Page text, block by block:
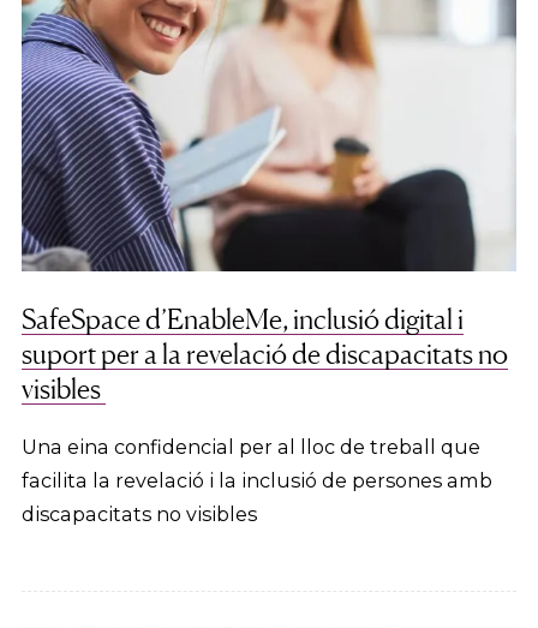
SafeSpace d’EnableMe, inclusió digital i
suport per a la revelació de discapacitats no
visibles
Una eina confidencial per al lloc de treball que
facilita la revelació i la inclusió de persones amb
discapacitats no visibles